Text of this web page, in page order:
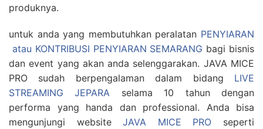
produknya.
untuk anda yang membutuhkan peralatan PENYIARAN
atau KONTRIBUSI PENYIARAN SEMARANG bagi bisnis
dan event yang akan anda selenggarakan. JAVA MICE
PRO sudah berpengalaman dalam bidang LIVE
STREAMING JEPARA selama 10 tahun dengan
performa yang handa dan professional. Anda bisa
mengunjungi websiteJAVA MICE PRO seperti